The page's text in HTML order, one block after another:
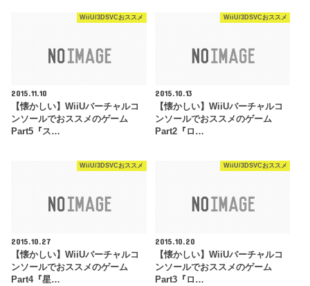
WiiU/3DSVCおススメ
2015.11.10
【懐かしい】WiiUバーチャルコ
ンソールでおススメのゲーム
Part5『ス…
WiiU/3DSVCおススメ
2015.10.13
【懐かしい】WiiUバーチャルコ
ンソールでおススメのゲーム
Part2『ロ…
WiiU/3DSVCおススメ
2015.10.27
【懐かしい】WiiUバーチャルコ
ンソールでおススメのゲーム
Part4『星…
WiiU/3DSVCおススメ
2015.10.20
【懐かしい】WiiUバーチャルコ
ンソールでおススメのゲーム
Part3『ロ…